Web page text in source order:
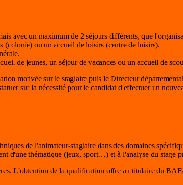
avec un maximum de 2 séjours différents, que
(colonie) ou un accueil de loisirs (centre de loisirs).
de jeunes, un séjour de vacances ou un accueil de
motivée sur le stagiaire puis le Directeur
sur la nécessité pour le candidat d'effectuer un
de l'animateur-stagiaire dans des domaines
d'une thématique (jeux, sport…) et à l'analyse du stage
L'obtention de la qualification offre au titulaire du